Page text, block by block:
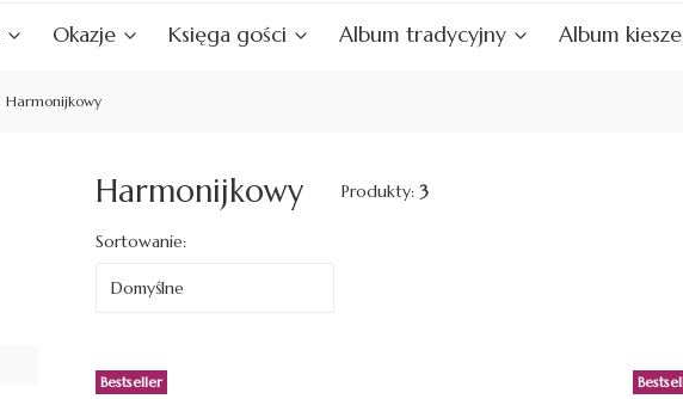
Okazje Księga gości Album tradycyjny Album
Harmonijkowy
Harmonijkowy Produkty: 3
Lista produktów
Sortowanie:
Domyślne
Bestseller